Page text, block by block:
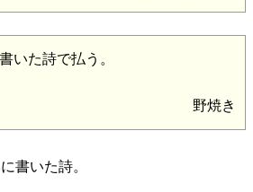
いた詩で払う。
野焼き
書いた詩。